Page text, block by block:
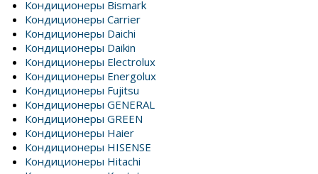
Кондиционеры Bismark
Кондиционеры Carrier
Кондиционеры Daichi
Кондиционеры Daikin
Кондиционеры Electrolux
Кондиционеры Energolux
Кондиционеры Fujitsu
Кондиционеры GENERAL
Кондиционеры GREEN
Кондиционеры Haier
Кондиционеры HISENSE
Кондиционеры Hitachi